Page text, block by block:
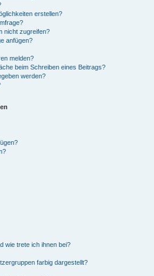
erstellen?
nicht zugreifen?
anfügen?
melden?
beim Schreiben eines Beitrags?
werden?
wie trete ich ihnen bei?
farbig dargestellt?